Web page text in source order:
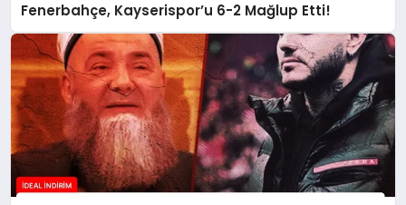
Fenerbahçe, Kayserispor’u 6-2 Mağlup Etti!